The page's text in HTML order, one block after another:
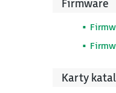
Firmware
Karty